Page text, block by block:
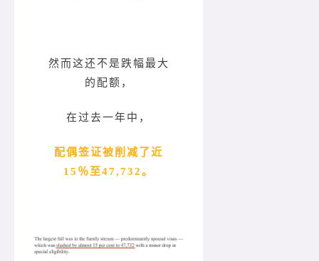
然而这还不是跌幅最大
的配额，
在过去一年中，
配偶签证被削减了近
15％至47,732。